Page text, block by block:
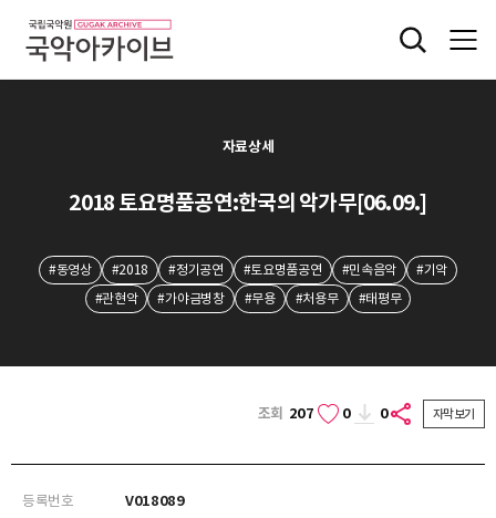
자료상세
2018 토요명품공연:한국의 악가무[06.09.]
#동영상 #2018 #정기공연 #토요명품공연 #민속음악
#기악
#관현악
#가야금병창 #무용 #처용무 #태평무
조회 207 0 0 자막보기
등록번호
V018089